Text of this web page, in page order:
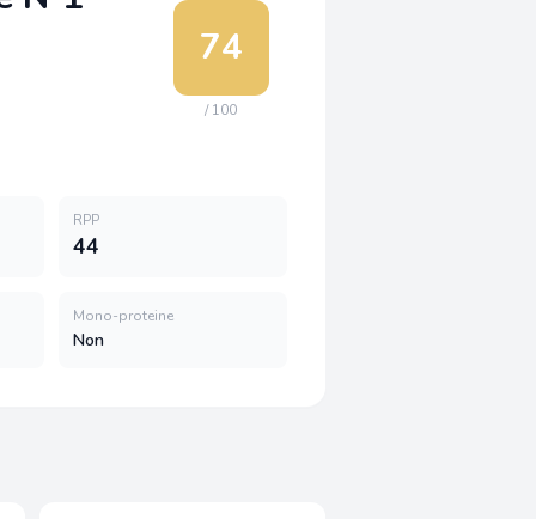
74
/ 100
RPP
44
Mono-proteine
Non